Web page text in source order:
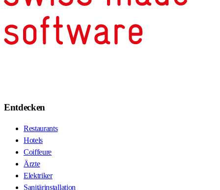
Entdecken
Restaurants
Hotels
Coiffeure
Ärzte
Elektriker
Sanitärinstallation